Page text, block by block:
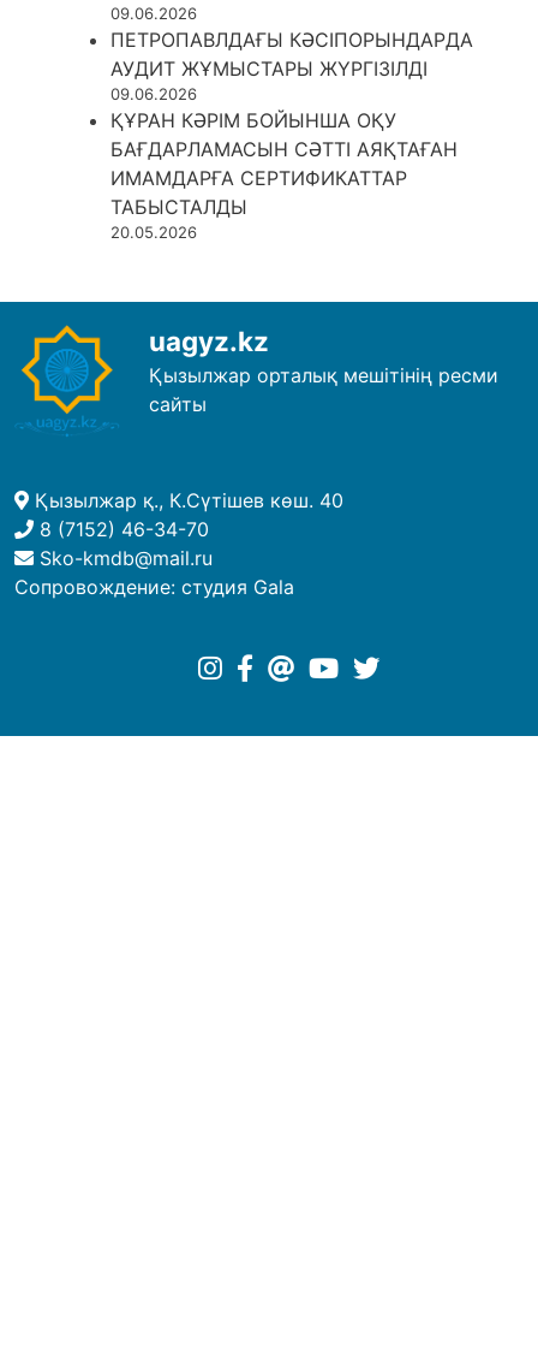
09.06.2026
ПЕТРОПАВЛДАҒЫ КӘСІПОРЫНДАРДА
АУДИТ ЖҰМЫСТАРЫ ЖҮРГІЗІЛДІ
09.06.2026
ҚҰРАН КӘРІМ БОЙЫНША ОҚУ
БАҒДАРЛАМАСЫН СӘТТІ АЯҚТАҒАН
ИМАМДАРҒА СЕРТИФИКАТТАР
ТАБЫСТАЛДЫ
20.05.2026
uagyz.kz
Қызылжар орталық мешітінің ресми
сайты
Қызылжар қ., К.Сүтішев көш. 40
8 (7152) 46-34-70
Sko-kmdb@mail.ru
Сопровождение: студия Gala